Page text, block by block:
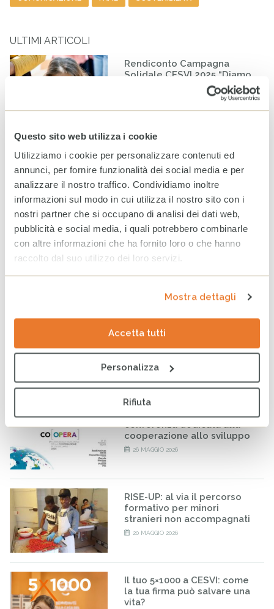
Questo sito web utilizza i cookie
Utilizziamo i cookie per personalizzare contenuti ed
annunci, per fornire funzionalità dei social media e per
analizzare il nostro traffico. Condividiamo inoltre
informazioni sul modo in cui utilizza il nostro sito con i
nostri partner che si occupano di analisi dei dati web,
pubblicità e social media, i quali potrebbero combinarle
con altre informazioni che ha fornito loro o che hanno
raccolto dal suo utilizzo dei loro servizi.
Mostra dettagli
Accetta tutti
Personalizza
Rifiuta
ULTIMI ARTICOLI
Rendiconto Campagna
Solidale CESVI 2025 “Diamo
un tetto alla speranza” con il
supporto informativo di Rai
Per la Sostenibilità – ESG
A Milano un nuovo spazio
per fare la differenza nella
vita di minorenni e famiglie
fragili
24 GIUGNO 2026
Bilancio CESVI 2025. Il bene
fatto per bene.
23 GIUGNO 2026
CESVI presenta a Roma la
settima edizione dell’Indice
maltrattamento e la cura
all’infanzia in Italia
8 GIUGNO 2026
CESVI a COOPERA 2026, la
conferenza dedicata alla
cooperazione allo sviluppo
26 MAGGIO 2026
RISE-UP: al via il percorso
formativo per minori
stranieri non accompagnati
20 MAGGIO 2026
Il tuo 5×1000 a CESVI: come
la tua firma può salvare una
vita?